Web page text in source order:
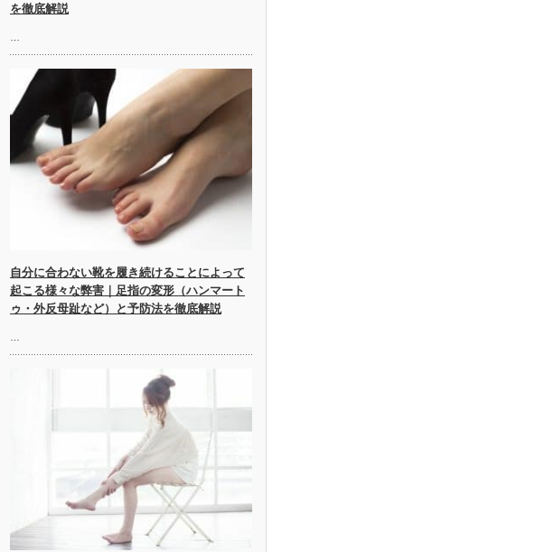
を徹底解説
自分に合わない靴を履き続けることによって
起こる様々な弊害｜足指の変形（ハンマート
ゥ・外反母趾など）と予防法を徹底解説